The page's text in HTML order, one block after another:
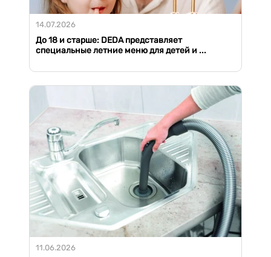
14.07.2026
До 18 и старше: DEDA представляет
специальные летние меню для детей и ...
11.06.2026